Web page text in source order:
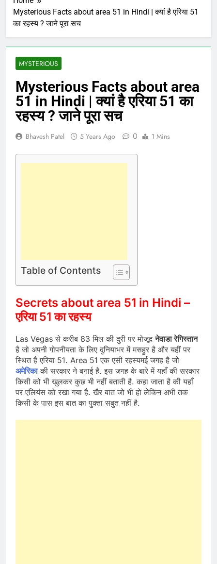
Mysterious Facts about area 51 in Hindi | क्यां है एरिया 51
का रहस्य ? जाने पूरा सच
MYSTERIOUS
Mysterious Facts about area
51 in Hindi | क्यां है एरिया 51 का
रहस्य ? जाने पूरा सच
Bhavesh Patel 5 Years Ago 0 1 Mins
Table of Contents
Secrets about area 51 in Hindi –
एरिया 51 का रहस्य
Las Vegas से करीब 83 मिल की दुरी पर मोजूदनेवाडा रेगिस्तान
है जो अपनी गोपनीयता के लिए दुनियाभर में मसहुर है और यहीं पर
स्थित है एरिया 51. Area 51 एक एसी रहस्यमई जगह है जो
अमेरिकाकी सरकार ने बनाई है. इस जगह के बारे में यहाँ की सरकार
किसी को भी खुलकर कुछ भी नहीं बताती है. कहा जाता है की यहाँ
पर एलियंस को रखा गया है. खैर बात जो भी हो लेकिन अभी तक
किसी के पास इस बात का पुक्ता सबुत नहीं है.